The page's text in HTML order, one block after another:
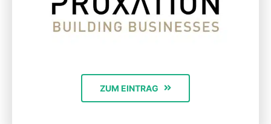
ZUM EINTRAG